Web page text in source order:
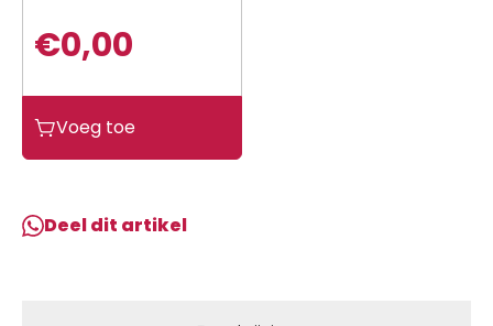
€0,00
Clubb
WIT
Voeg toe
Deel dit artikel